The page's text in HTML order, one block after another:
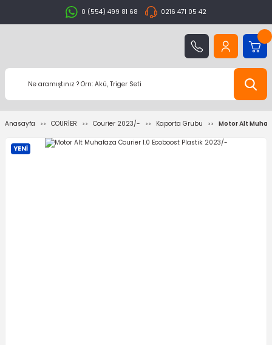
0 (554) 499 81 68 0216 471 05 42
Anasayfa COURİER Courier 2023/- Kaporta Grubu Motor Alt
YENİ